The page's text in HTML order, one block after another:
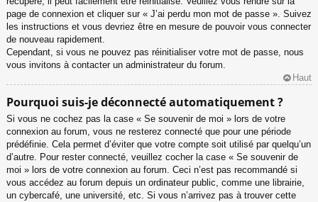
page de connexion et cliquer sur « J’ai perdu mon mot de passe ». Suivez
les instructions et vous devriez être en mesure de pouvoir vous connecter
de nouveau rapidement.
Cependant, si vous ne pouvez pas réinitialiser votre mot de passe, nous
vous invitons à contacter un administrateur du forum.
Haut
Pourquoi suis-je déconnecté automatiquement ?
Si vous ne cochez pas la case « Se souvenir de moi » lors de votre
connexion au forum, vous ne resterez connecté que pour une période
prédéfinie. Cela permet d’éviter que votre compte soit utilisé par quelqu’un
d’autre. Pour rester connecté, veuillez cocher la case « Se souvenir de
moi » lors de votre connexion au forum. Ceci n’est pas recommandé si
vous accédez au forum depuis un ordinateur public, comme une librairie,
un cybercafé, une université, etc. Si vous n’arrivez pas à trouver cette